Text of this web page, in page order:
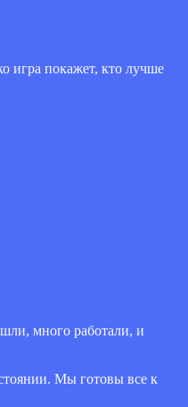
игра покажет, кто лучше
много работали, и
Мы готовы все к